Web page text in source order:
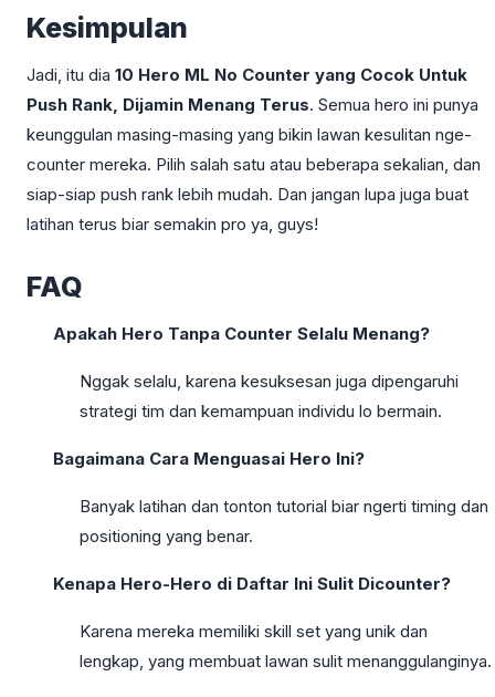
Kesimpulan
Jadi, itu dia 10 Hero ML No Counter yang Cocok Untuk
Push Rank, Dijamin Menang Terus. Semua hero ini punya
keunggulan masing-masing yang bikin lawan kesulitan nge-
counter mereka. Pilih salah satu atau beberapa sekalian, dan
siap-siap push rank lebih mudah. Dan jangan lupa juga buat
latihan terus biar semakin pro ya, guys!
FAQ
Apakah Hero Tanpa Counter Selalu Menang?
Nggak selalu, karena kesuksesan juga dipengaruhi
strategi tim dan kemampuan individu lo bermain.
Bagaimana Cara Menguasai Hero Ini?
Banyak latihan dan tonton tutorial biar ngerti timing dan
positioning yang benar.
Kenapa Hero-Hero di Daftar Ini Sulit Dicounter?
Karena mereka memiliki skill set yang unik dan
lengkap, yang membuat lawan sulit menanggulanginya.